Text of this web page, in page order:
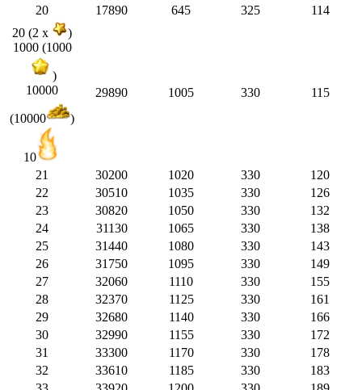
20
17890 645 325
114
20 (2 x
)
1000 (1000
)
10000
(10000 )
10
29890 1005 330 115
21 30200 1020 330
120
22
30510 1035 330
126
23
30820 1050 330
132
24
31130 1065 330
138
25
31440 1080 330
143
26
31750 1095 330
149
27
32060 1110 330
155
28
32370 1125 330
161
29
32680 1140 330
166
30
32990 1155 330
172
31
33300 1170 330
178
32
33610 1185 330
183